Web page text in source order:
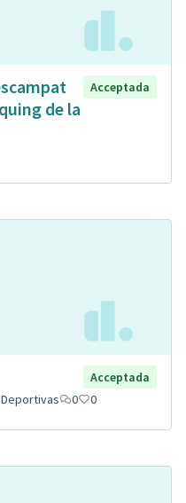
de la
Acceptada
Acceptada
0 0